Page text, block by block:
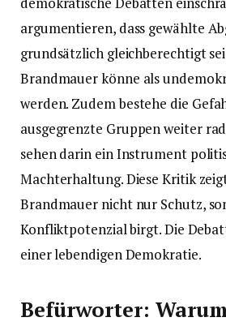
argumentieren, dass gewählte
grundsätzlich gleichberechtigt
Brandmauer könne als
werden. Zudem bestehe die
ausgegrenzte Gruppen weiter
sehen darin ein Instrument
Machterhaltung. Diese Kritik
Brandmauer nicht nur Schutz,
Konfliktpotenzial birgt. Die
einer lebendigen Demokratie.
Befürworter: